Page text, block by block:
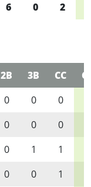
6 0 2
2B 3B CC
0 0 0
0 0 0
0 1 1
0 0 1